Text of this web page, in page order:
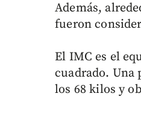
Además,
fueron
El IMC es el
cuadrado. Una
los 68 kilos y